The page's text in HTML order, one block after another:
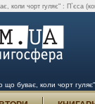
коли чорт гуляє" : П`єса
буває, коли чорт гуляє"